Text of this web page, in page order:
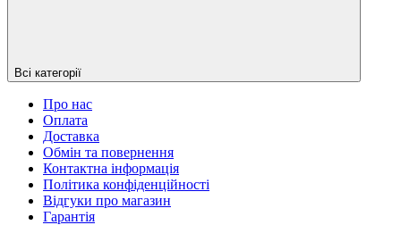
Всі категорії
Про нас
Оплата
Доставка
Обмін та повернення
Контактна інформація
Політика конфіденційності
Відгуки про магазин
Гарантія